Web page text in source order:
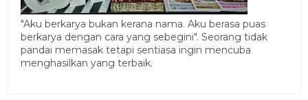
"Aku berkarya bukan kerana nama. Aku berasa puas
berkarya dengan cara yang sebegini". Seorang tidak
pandai memasak tetapi sentiasa ingin mencuba
menghasilkan yang terbaik.